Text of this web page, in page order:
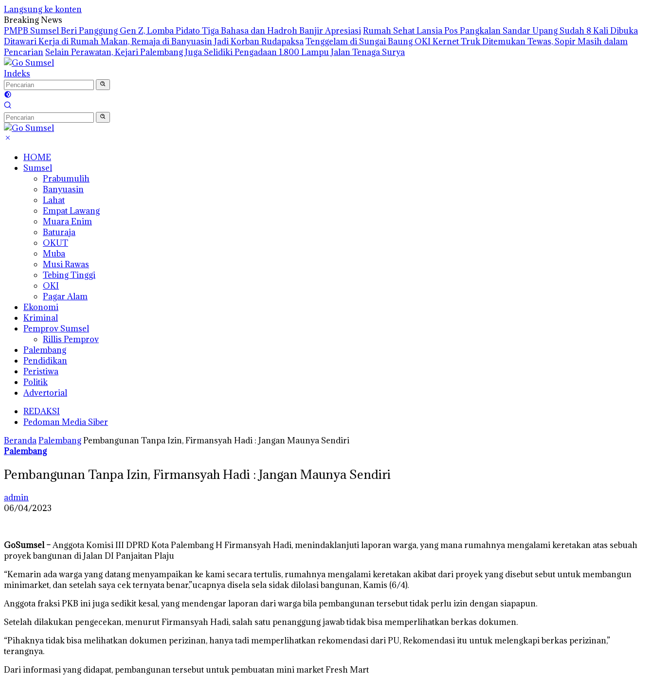
Langsung ke konten
Breaking News
PMPB Sumsel Beri Panggung Gen Z, Lomba Pidato Tiga Bahasa dan Hadroh Banjir ApresiasiRumah Sehat Lansia Pos Pangkalan Sandar Upang Sudah 8 Kali Dibuka
Ditawari Kerja di Rumah Makan, Remaja di Banyuasin Jadi Korban RudapaksaTenggelam di Sungai Baung OKI Kernet Truk Ditemukan Tewas, Sopir Masih dalam
Pencarian Selain Perawatan, Kejari Palembang Juga Selidiki Pengadaan 1.800 Lampu Jalan Tenaga Surya
Indeks
HOME
Sumsel
Prabumulih
Banyuasin
Lahat
Empat Lawang
Muara Enim
Baturaja
OKUT
Muba
Musi Rawas
Tebing Tinggi
OKI
Pagar Alam
Ekonomi
Kriminal
Pemprov Sumsel
Rillis Pemprov
Palembang
Pendidikan
Peristiwa
Politik
Advertorial
REDAKSI
Pedoman Media Siber
BerandaPalembangPembangunan Tanpa Izin, Firmansyah Hadi : Jangan Maunya Sendiri
Palembang
Pembangunan Tanpa Izin, Firmansyah Hadi : Jangan Maunya Sendiri
admin
06/04/2023
GoSumsel –Anggota Komisi III DPRD Kota Palembang H Firmansyah Hadi, menindaklanjuti laporan warga, yang mana rumahnya mengalami keretakan atas sebuah
proyek bangunan di Jalan DI Panjaitan Plaju
“Kemarin ada warga yang datang menyampaikan ke kami secara tertulis, rumahnya mengalami keretakan akibat dari proyek yang disebut sebut untuk membangun
minimarket, dan setelah saya cek ternyata benar,”ucapnya disela sela sidak dilolasi bangunan, Kamis (6/4).
Anggota fraksi PKB ini juga sedikit kesal, yang mendengar laporan dari warga bila pembangunan tersebut tidak perlu izin dengan siapapun.
Setelah dilakukan pengecekan, menurut Firmansyah Hadi, salah satu penanggung jawab tidak bisa memperlihatkan berkas dokumen.
“Pihaknya tidak bisa melihatkan dokumen perizinan, hanya tadi memperlihatkan rekomendasi dari PU, Rekomendasi itu untuk melengkapi berkas perizinan,”
terangnya.
Dari informasi yang didapat, pembangunan tersebut untuk pembuatan mini market Fresh Mart